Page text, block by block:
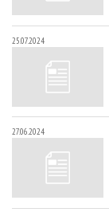
25.07.2024
27.06.2024